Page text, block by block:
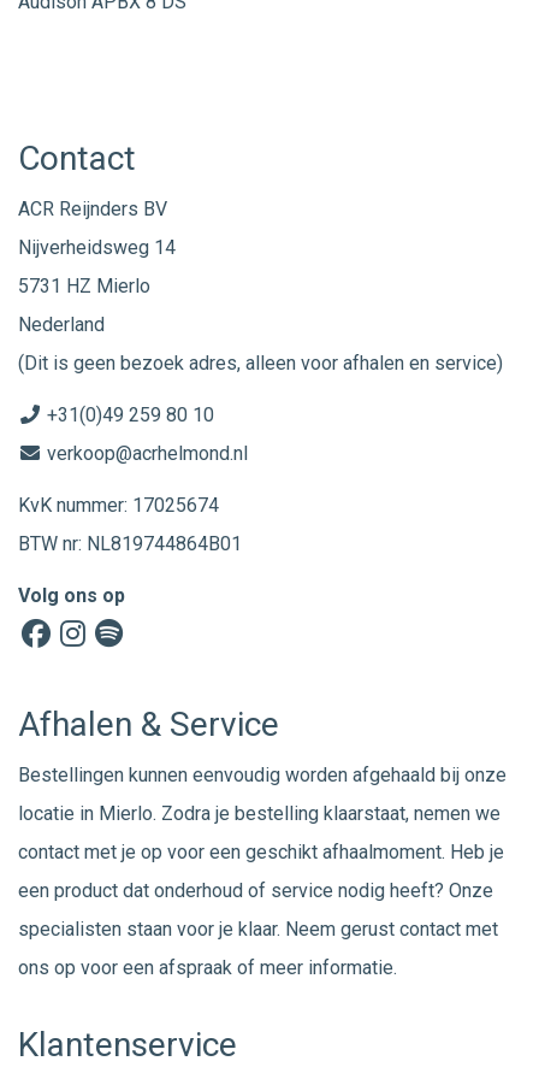
Contact
ACR Reijnders BV
Nijverheidsweg 14
5731 HZ Mierlo
Nederland
(Dit is geen bezoek adres, alleen voor afhalen en service)
+31(0)49 259 80 10
verkoop@acrhelmond.nl
KvK nummer: 17025674
BTW nr: NL819744864B01
Volg ons op
Afhalen & Service
Bestellingen kunnen eenvoudig worden afgehaald bij onze
locatie in Mierlo. Zodra je bestelling klaarstaat, nemen we
contact met je op voor een geschikt afhaalmoment. Heb je
een product dat onderhoud of service nodig heeft? Onze
specialisten staan voor je klaar. Neem gerust contact met
ons op voor een afspraak of meer informatie.
Klantenservice